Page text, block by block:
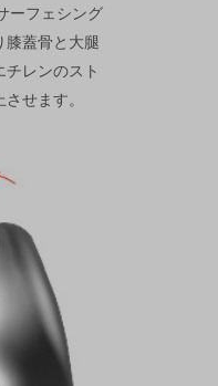
ーフェシング
膝蓋骨と大腿
レンのスト
せます。